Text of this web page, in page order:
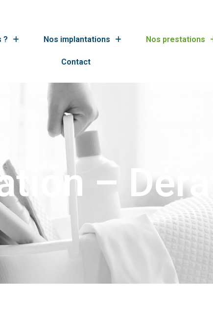
? Nos implantations Nos prestations
Contact
–